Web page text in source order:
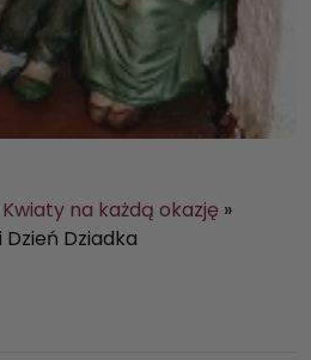
Kwiaty na każdą okazję »
Dziadka